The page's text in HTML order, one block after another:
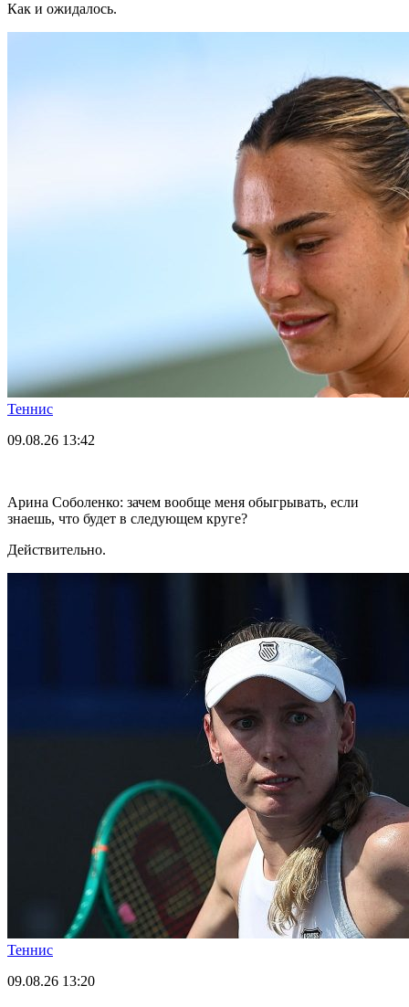
Как и ожидалось.
Теннис
09.08.26 13:42
Арина Соболенко: зачем вообще меня обыгрывать, если
знаешь, что будет в следующем круге?
Действительно.
Теннис
09.08.26 13:20